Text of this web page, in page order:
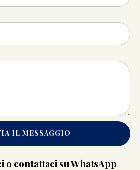
IL MESSAGGIO
o contattaci su WhatsApp